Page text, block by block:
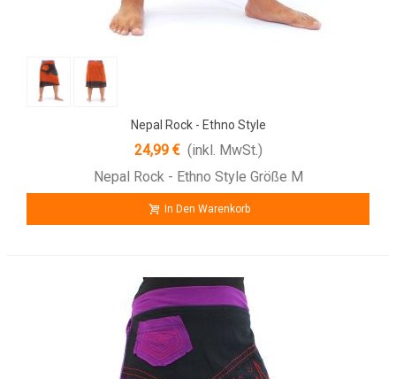
Nepal Rock - Ethno Style
24,99 € (inkl. MwSt.)
Nepal Rock - Ethno Style Größe M
In Den Warenkorb